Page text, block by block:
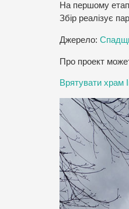
На першому
Збір реалізує
Джерело:
Про проект
Врятувати храм